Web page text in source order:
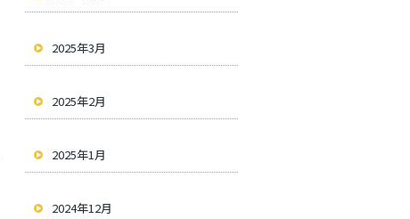
2025年3月
2025年2月
2025年1月
2024年12月